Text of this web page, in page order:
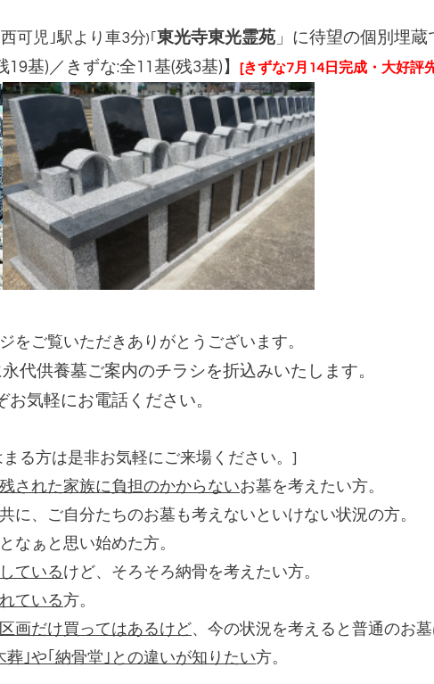
可児｣駅より車3分)｢ 東光寺東光霊苑 」に待望の個別埋
19基)／きずな:全11基(残3基)】 [きずな7月14日完成・大好評
をご覧いただきありがとうございます。
代供養墓ご案内のチラシを折込みいたします。
気軽にお電話ください。
る方は是非お気軽にご来場ください。]
残された家族に負担のかからないお墓を考えたい方。
に、ご自分たちのお墓も考えないといけない状況の方。
なぁと思い始めた方。
ているけど、そろそろ納骨を考えたい方。
ている方。
画だけ買ってはあるけど、今の状況を考えると普通のお
葬｣や｢納骨堂｣との違いが知りたい方。